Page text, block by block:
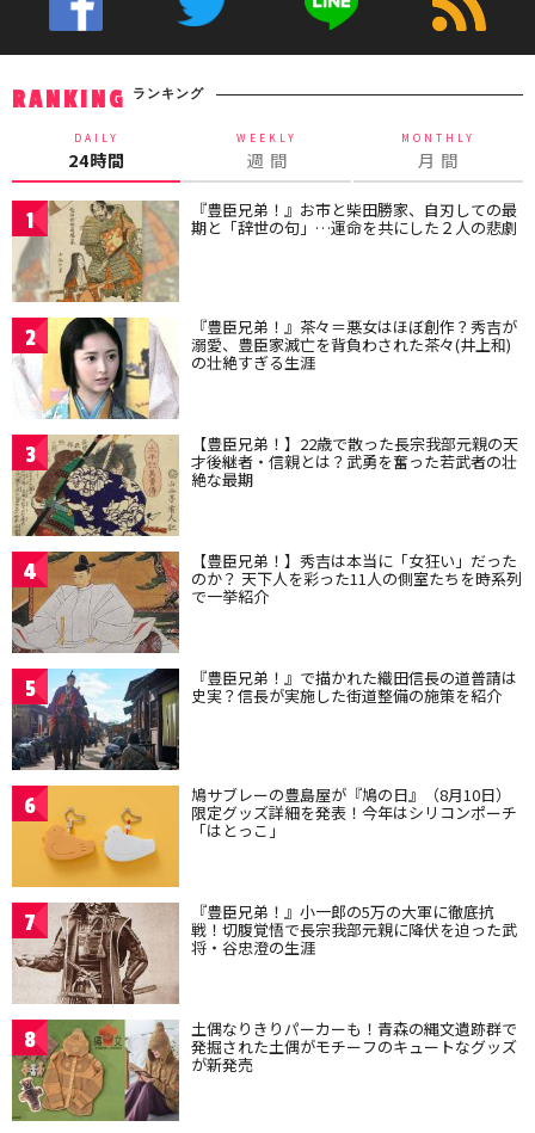
RANKING ランキング
DAILY
24時間
WEEKLY
週 間
MONTHLY
月 間
1 『豊臣兄弟！』お市と柴田勝家、自刃しての最
期と「辞世の句」…運命を共にした２人の悲劇
2 『豊臣兄弟！』茶々＝悪女はほぼ創作？秀吉が
溺愛、豊臣家滅亡を背負わされた茶々(井上和)
の壮絶すぎる生涯
3 【豊臣兄弟！】22歳で散った長宗我部元親の天
才後継者・信親とは？武勇を奮った若武者の壮
絶な最期
4 【豊臣兄弟！】秀吉は本当に「女狂い」だった
のか？ 天下人を彩った11人の側室たちを時系列
で一挙紹介
5 『豊臣兄弟！』で描かれた織田信長の道普請は
史実？信長が実施した街道整備の施策を紹介
6 鳩サブレーの豊島屋が『鳩の日』（8月10日）
限定グッズ詳細を発表！今年はシリコンポーチ
「はとっこ」
7 『豊臣兄弟！』小一郎の5万の大軍に徹底抗
戦！切腹覚悟で長宗我部元親に降伏を迫った武
将・谷忠澄の生涯
8 土偶なりきりパーカーも！青森の縄文遺跡群で
発掘された土偶がモチーフのキュートなグッズ
が新発売